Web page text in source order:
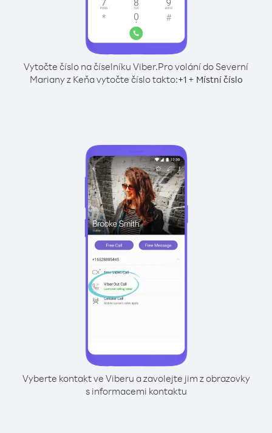
Vytočte číslo na číselníku Viber.Pro volání do Severní
Mariany z Keňa vytočte číslo takto:+1+ Místní číslo
Vyberte kontakt ve Viberu a zavolejte jim z obrazovky
s informacemi kontaktu